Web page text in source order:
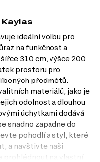
Kaylas
ideální volbu pro
na funkčnost a
310 cm, výšce 200
prostoru pro
předmětů.
materiálů, jako je
odolnost a dlouhou
úchytkami dodává
snadno zapadne do
pohodlí a styl, které
a navštivte naši
prohlédnout na vlastní